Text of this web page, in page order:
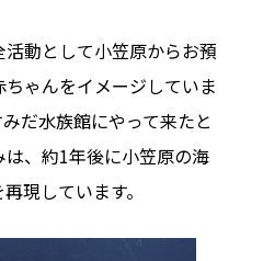
動として小笠原からお預
ゃんをイメージしていま
だ水族館にやって来たと
、約1年後に小笠原の海
現しています。